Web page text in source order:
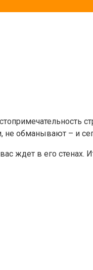
не обманывают – и
ждет в его стенах.